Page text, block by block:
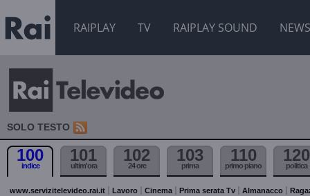
RAIPLAY TV RAIPLAY SOUND NEWS
SOLO TESTO
100
indice
101
ultim'ora
102
24 ore
103
prima
110
primo piano
120
politica
www.servizitelevideo.rai.it Lavoro Cinema Prima serata Tv Almanacco